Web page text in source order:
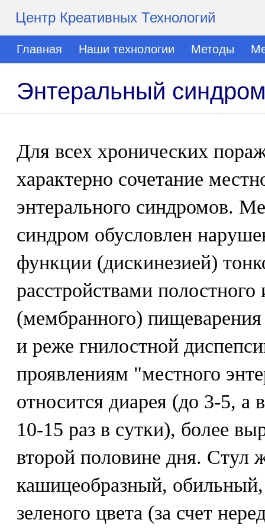
Центр Креативных Технологий
Главная Наши технологии Методы
Энтеральный
Для всех хронических
характерно сочетание
энтерального синдромов.
синдром обусловлен
функции (дискинезией)
расстройствами полостного
(мембранного)
и реже гнилостной
проявлениям "местного
относится диарея (до 3-5, а
10-15 раз в сутки), более
второй половине дня. Стул
кашицеобразный,
зеленого цвета (за счет